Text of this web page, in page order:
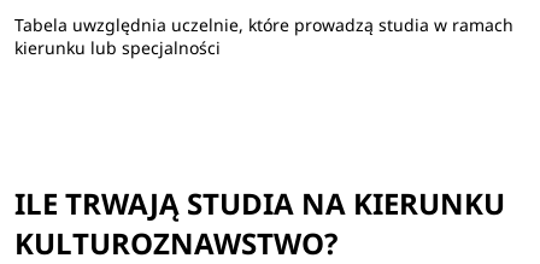
Tabela uwzględnia uczelnie, które prowadzą studia w ramach
kierunku lub specjalności
ILE TRWAJĄ STUDIA NA KIERUNKU
KULTUROZNAWSTWO?